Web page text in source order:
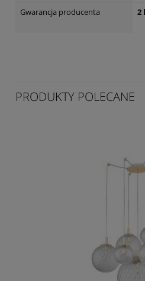
Gwarancja producenta
2
PRODUKTY POLECANE